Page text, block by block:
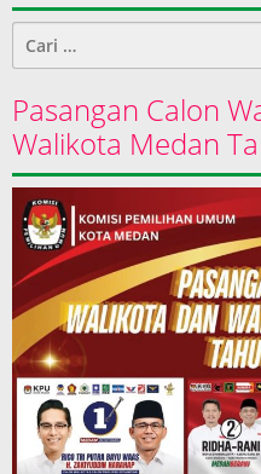
Cari
Pasangan Calon
Walikota Medan